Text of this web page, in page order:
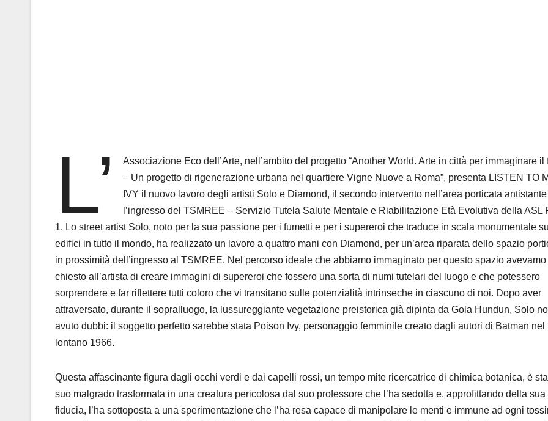
L’
Associazione Eco dell’Arte, nell’ambito del progetto “Another World. Arte in città per immaginare il
– Un progetto di rigenerazione urbana nel quartiere Vigne Nuove a Roma”, presenta LISTEN TO
IVY il nuovo lavoro degli artisti Solo e Diamond, il secondo intervento nell’area porticata antistante
l’ingresso del TSMREE – Servizio Tutela Salute Mentale e Riabilitazione Età Evolutiva della ASL
1. Lo street artist Solo, noto per la sua passione per i fumetti e per i supereroi che traduce in scala monumentale
edifici in tutto il mondo, ha realizzato un lavoro a quattro mani con Diamond, per un’area riparata dello spazio
in prossimità dell’ingresso al TSMREE. Nel percorso ideale che abbiamo immaginato per questo spazio avevamo
chiesto all’artista di creare immagini di supereroi che fossero una sorta di numi tutelari del luogo e che potessero
sorprendere e far riflettere tutti coloro che vi transitano sulle potenzialità intrinseche in ciascuno di noi. Dopo aver
attraversato, durante il sopralluogo, la lussureggiante vegetazione preistorica già dipinta da Gola Hundun, Solo
avuto dubbi: il soggetto perfetto sarebbe stata Poison Ivy, personaggio femminile creato dagli autori di Batman nel
lontano 1966.
Questa affascinante figura dagli occhi verdi e dai capelli rossi, un tempo mite ricercatrice di chimica botanica, è
suo malgrado trasformata in una creatura pericolosa dal suo professore che l’ha sedotta e, approfittando della sua
fiducia, l’ha sottoposta a una sperimentazione che l’ha resa capace di manipolare le menti e immune ad ogni